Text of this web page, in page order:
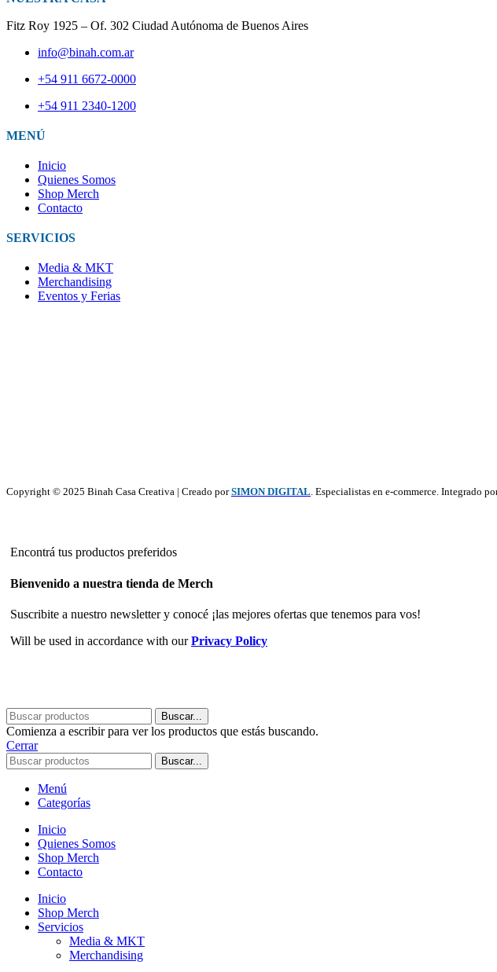
Fitz Roy 1925 – Of. 302 Ciudad Autónoma de Buenos Aires
info@binah.com.ar
+54 911 6672-0000
+54 911 2340-1200
MENÚ
Inicio
Quienes Somos
Shop Merch
Contacto
SERVICIOS
Media & MKT
Merchandising
Eventos y Ferias
Copyright © 2025 Binah Casa Creativa | Creado porSIMON DIGITAL. Especialistas en e-commerce. Integrado
Encontrá tus productos preferidos
Bienvenido a nuestra tienda de Merch
Suscribite a nuestro newsletter y conocé ¡las mejores ofertas que tenemos para vos!
Will be used in accordance with ourPrivacy Policy
Buscar...
Comienza a escribir para ver los productos que estás buscando.
Cerrar
Buscar...
Menú
Categorías
Inicio
Quienes Somos
Shop Merch
Contacto
Inicio
Shop Merch
Servicios
Media & MKT
Merchandising